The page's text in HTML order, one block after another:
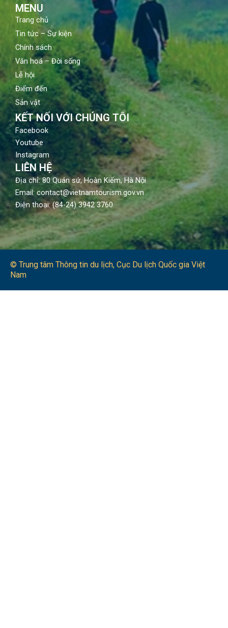
MENU
Trang chủ
Tin tức – Sự kiện
Chính sách
Văn hoá – Đời sống
Lễ hội
Điểm đến
Sản vật
KẾT NỐI VỚI CHÚNG TÔI
Facebook
Youtube
Instagram
LIÊN HỆ
Địa chỉ: 80 Quán sứ, Hoàn Kiếm, Hà Nội
Email: contact@vietnamtourism.gov.vn
Điện thoại: (84-24) 3942 3760
© Trung tâm Thông tin du lịch​, Cục Du lịch Quốc gia Việt
Nam